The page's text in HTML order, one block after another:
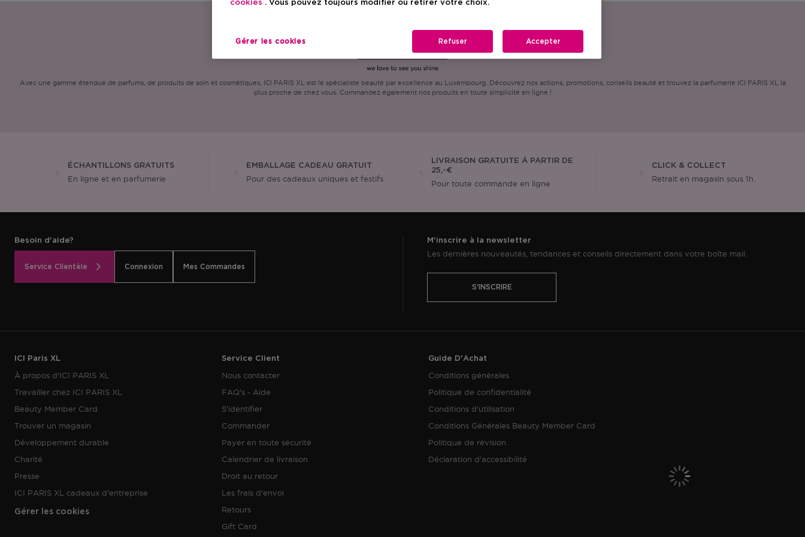
Avec une gamme étendue de parfums, de produits de soin et cosmétiques, ICI PARIS XL est le spécialiste beauté par excellence au Luxembourg. Découvrez nos actions, promotions, conseils beauté et trouvez la parfumerie ICI PARIS XL la
plus proche de chez vous. Commandez également nos produits en toute simplicité en ligne !
ÉCHANTILLONS GRATUITS
En ligne et en parfumerie
EMBALLAGE CADEAU GRATUIT
Pour des cadeaux uniques et festifs
LIVRAISON GRATUITE Á PARTIR DE
25,-€
Pour toute commande en ligne
CLICK & COLLECT
Retrait en magasin sous 1h.
Besoin d'aide?
Service Clientèle Connexion Mes Commandes
M'inscrire à la newsletter
Les dernières nouveautés, tendances et conseils directement dans votre boîte mail.
S'INSCRIRE
ICI Paris XL
À propos d'ICI PARIS XL
Travailler chez ICI PARIS XL
Beauty Member Card
Trouver un magasin
Développement durable
Charité
Presse
ICI PARIS XL cadeaux d'entreprise
Gérer les cookies
Service Client
Nous contacter
FAQ's - Aide
S'identifier
Commander
Payer en toute sécurité
Calendrier de livraison
Droit au retour
Les frais d'envoi
Retours
Gift Card
Guide D'Achat
Conditions générales
Politique de confidentialité
Conditions d'utilisation
Conditions Générales Beauty Member Card
Politique de révision
Déclaration d’accessibilité
cookies . Vous pouvez toujours modifier ou retirer votre choix.
Gérer les cookies Refuser Accepter